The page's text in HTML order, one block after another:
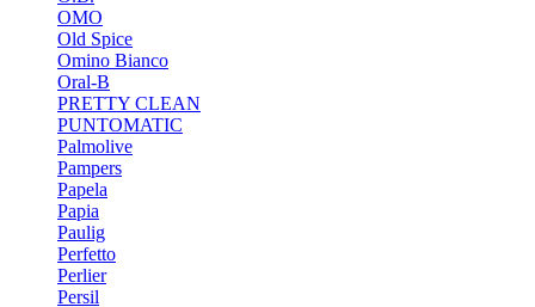
OMO
Old Spice
Omino Bianco
Oral-B
PRETTY CLEAN
PUNTOMATIC
Palmolive
Pampers
Papela
Papia
Paulig
Perfetto
Perlier
Persil